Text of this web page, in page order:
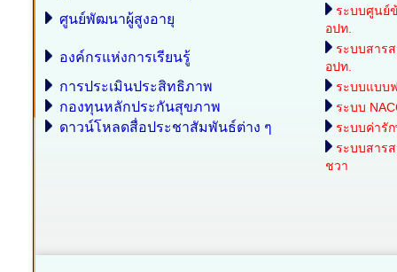
ศูนย์พัฒนาผู้สูงอายุ
ระบบศูนย์
อปท.
องค์กรแห่งการเรียนรู้
ระบบสาร
อปท.
การประเมินประสิทธิภาพ ระบบแบบ
กองทุนหลักประกันสุขภาพ ระบบ
ดาวน์โหลดสื่อประชาสัมพันธ์ต่าง ๆ
ระบบค่ารั
ระบบสาร
ชวา